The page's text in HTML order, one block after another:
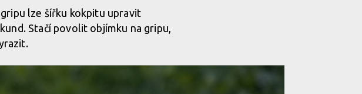
lze šířku kokpitu upravit
Stačí povolit objímku na gripu,